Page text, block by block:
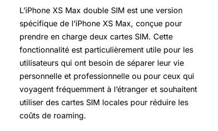
L’iPhone XS Max double SIM est une version
spécifique de l’iPhone XS Max, conçue pour
prendre en charge deux cartes SIM. Cette
fonctionnalité est particulièrement utile pour les
utilisateurs qui ont besoin de séparer leur vie
personnelle et professionnelle ou pour ceux qui
voyagent fréquemment à l’étranger et souhaitent
utiliser des cartes SIM locales pour réduire les
coûts de roaming.